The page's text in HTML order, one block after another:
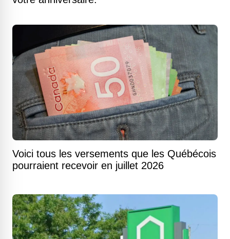
Voici tous les versements que les Québécois
pourraient recevoir en juillet 2026